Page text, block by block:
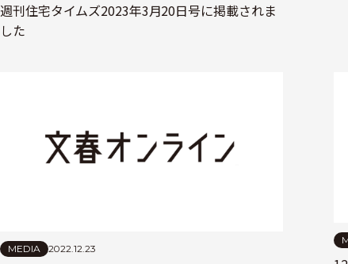
週刊住宅タイムズ2023年3月20日号に掲載されま
した
MEDIA 2022.12.23